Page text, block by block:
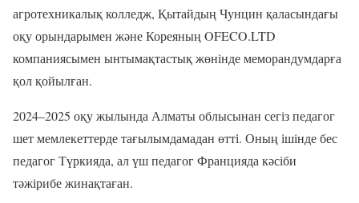
агротехникалық колледж, Қытайдың Чунцин қаласындағы
оқу орындарымен және Кореяның OFECO.LTD
компаниясымен ынтымақтастық жөнінде меморандумдарға
қол қойылған.
2024–2025 оқу жылында Алматы облысынан сегіз педагог
шет мемлекеттерде тағылымдамадан өтті. Оның ішінде бес
педагог Түркияда, ал үш педагог Францияда кәсіби
тәжірибе жинақтаған.